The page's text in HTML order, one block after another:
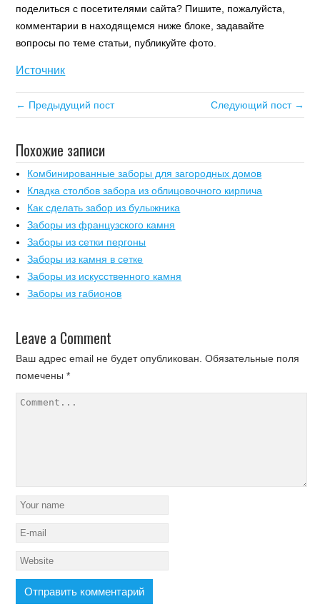
поделиться с посетителями сайта? Пишите, пожалуйста,
комментарии в находящемся ниже блоке, задавайте
вопросы по теме статьи, публикуйте фото.
Источник
← Предыдущий пост Следующий пост →
Похожие записи
Комбинированные заборы для загородных домов
Кладка столбов забора из облицовочного кирпича
Как сделать забор из булыжника
Заборы из французского камня
Заборы из сетки пергоны
Заборы из камня в сетке
Заборы из искусственного камня
Заборы из габионов
Leave a Comment
Ваш адрес email не будет опубликован. Обязательные поля
помечены*